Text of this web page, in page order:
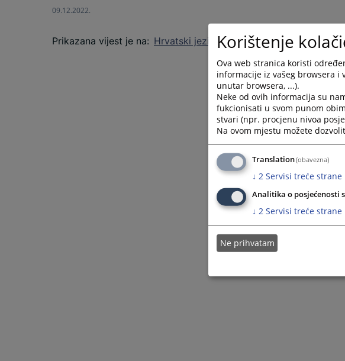
09.12.2022.
Prikazana vijest je na: Hrvatski jezik Korištenje
Ova web stranica koristi
informacije iz vašeg browsera i
unutar browsera, ...).
Neke od ovih informacija su
fukcionisati u svom punom
stvari (npr. procjenu nivoa
Na ovom mjestu možete
Translation(obavezna)
↓ 2 Servisi treće strane
Analitika o posjećenosti
↓ 2 Servisi treće strane
Ne prihvatam